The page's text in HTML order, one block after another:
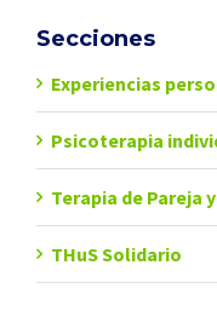
Secciones
Experiencias
Psicoterapia
Terapia de Pareja
THuS Solidario